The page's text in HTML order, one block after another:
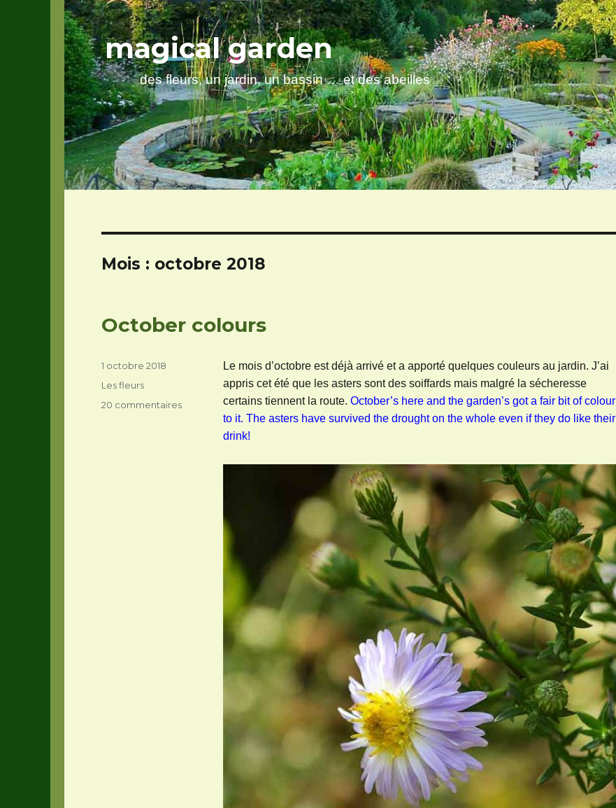
magical garden
des fleurs, un jardin, un bassin … et des abeilles
Mois : octobre 2018
October colours
Le mois d’octobre est déjà arrivé et a apporté quelques couleurs au jardin. J’ai
appris cet été que les asters sont des soiffards mais malgré la sécheresse
certains tiennent la route. October’s here and the garden’s got a fair bit of colour
to it. The asters have survived the drought on the whole even if they do like their
drink!
Publié
1 octobre 2018
Catégories
Les fleurs
20 commentairessur